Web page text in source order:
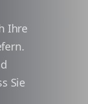
Ihre
Sie